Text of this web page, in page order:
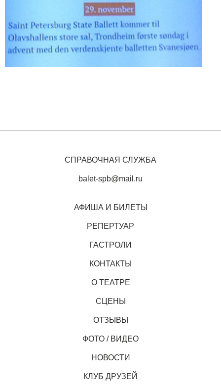
АФИША И БИЛЕТЫ
РЕПЕРТУАР
ГАСТРОЛИ
КОНТАКТЫ
О ТЕАТРЕ
СЦЕНЫ
ОТЗЫВЫ
ФОТО / ВИДЕО
НОВОСТИ
КЛУБ ДРУЗЕЙ
СПРАВОЧНАЯ СЛУЖБА
balet-spb@mail.ru